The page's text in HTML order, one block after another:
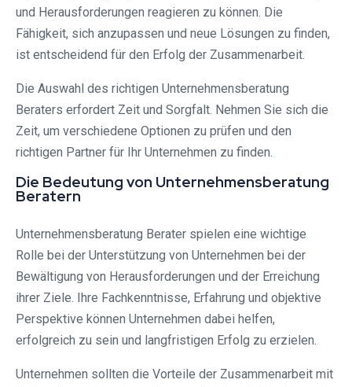
und Herausforderungen reagieren zu können. Die
Fähigkeit, sich anzupassen und neue Lösungen zu finden,
ist entscheidend für den Erfolg der Zusammenarbeit.
Die Auswahl des richtigen Unternehmensberatung
Beraters erfordert Zeit und Sorgfalt. Nehmen Sie sich die
Zeit, um verschiedene Optionen zu prüfen und den
richtigen Partner für Ihr Unternehmen zu finden.
Die Bedeutung von Unternehmensberatung
Beratern
Unternehmensberatung Berater spielen eine wichtige
Rolle bei der Unterstützung von Unternehmen bei der
Bewältigung von Herausforderungen und der Erreichung
ihrer Ziele. Ihre Fachkenntnisse, Erfahrung und objektive
Perspektive können Unternehmen dabei helfen,
erfolgreich zu sein und langfristigen Erfolg zu erzielen.
Unternehmen sollten die Vorteile der Zusammenarbeit mit